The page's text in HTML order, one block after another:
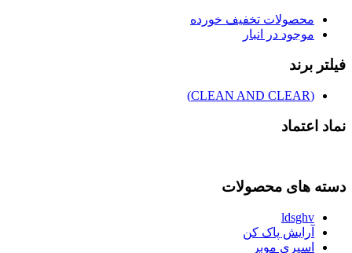
محصولات تخفیف خورده
موجود در انبار
فیلتر برند
(CLEAN AND CLEAR)
نماد اعتماد
دسته های محصولات
ldsghv
آرایش پاک کن
اسپری موبر